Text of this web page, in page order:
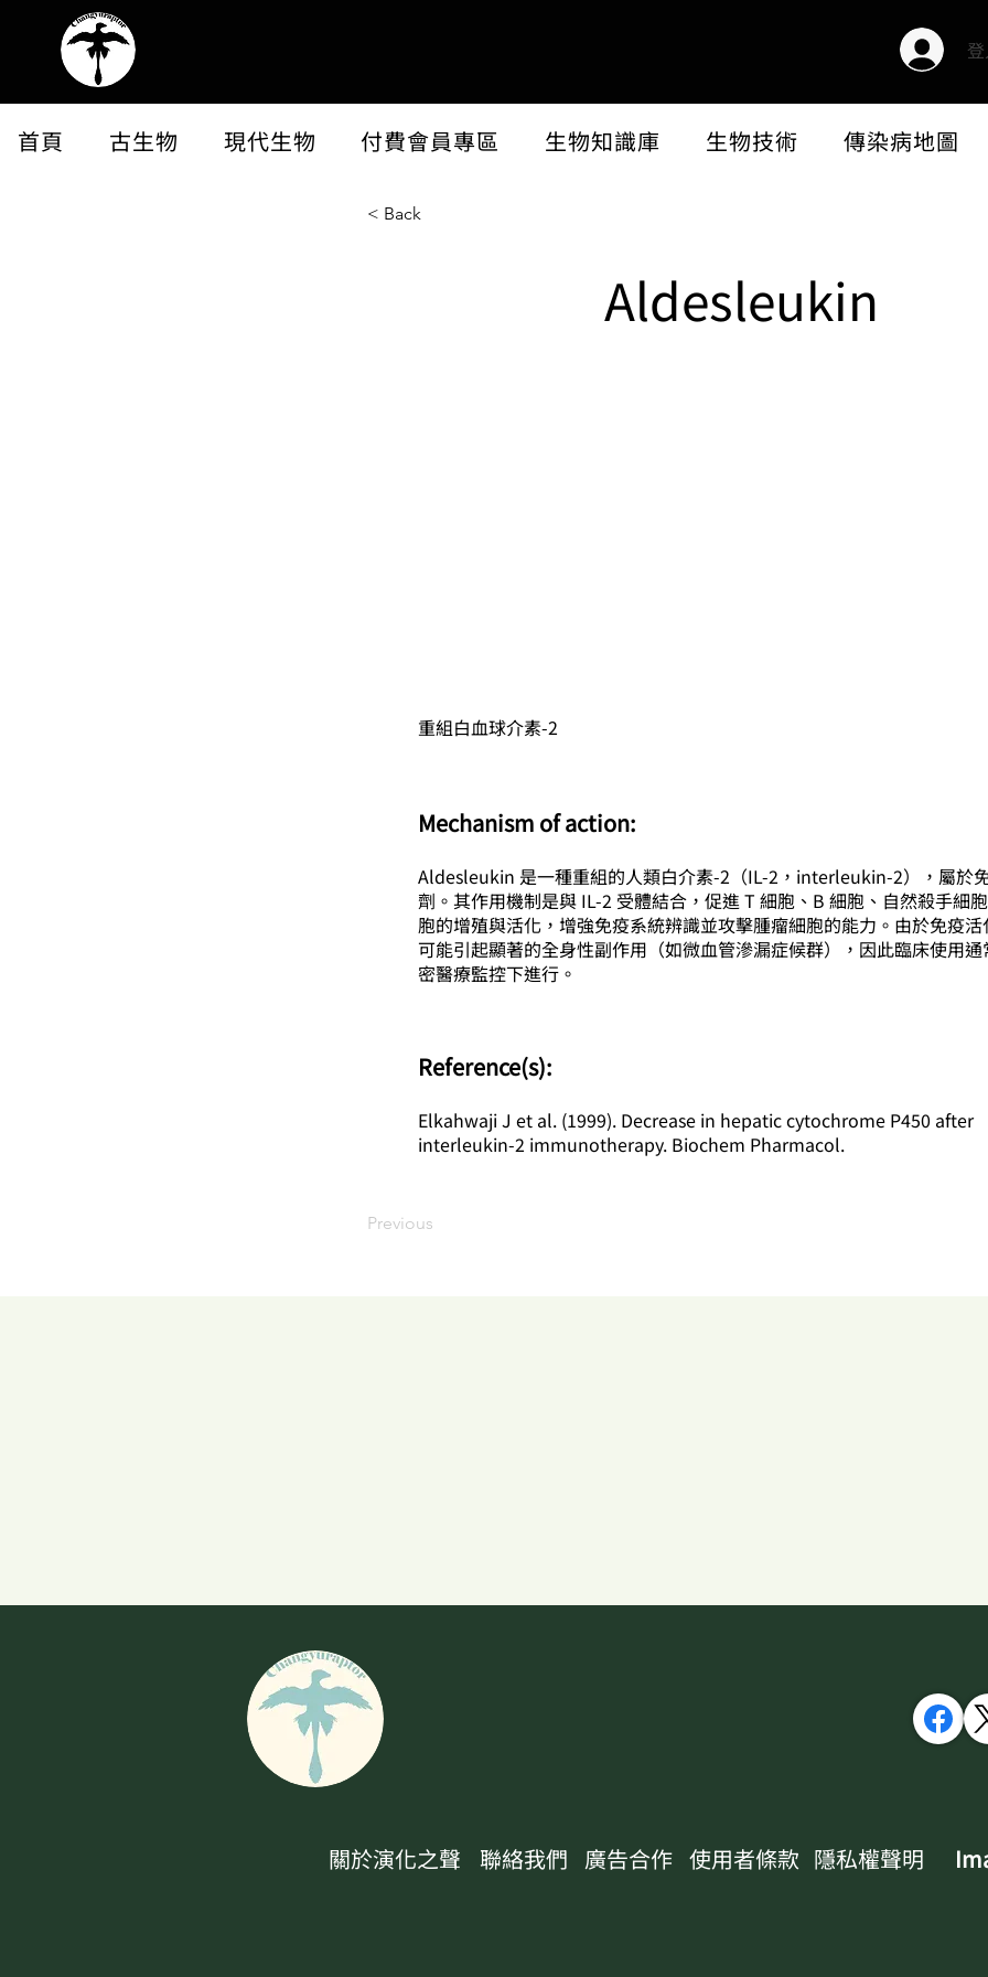
首頁 古生物 現代生物 付費會員專區 生物知識庫 生物技術 傳染病地圖
< Back
Aldesleukin
重組白血球介素-2
Mechanism of action:
Aldesleukin 是一種重組的人類白介素-2（IL-2，interleukin-2），屬於
劑。其作用機制是與 IL-2 受體結合，促進 T 細胞、B 細胞、自然殺手細
胞的增殖與活化，增強免疫系統辨識並攻擊腫瘤細胞的能力。由於免疫
可能引起顯著的全身性副作用（如微血管滲漏症候群），因此臨床使用
密醫療監控下進行。
​Reference(s):
Elkahwaji J et al. (1999). Decrease in hepatic cytochrome P450 after
interleukin-2 immunotherapy. Biochem Pharmacol.
Previous
關於演化之聲 聯絡我們 廣告合作 使用者條款 隱私權聲明